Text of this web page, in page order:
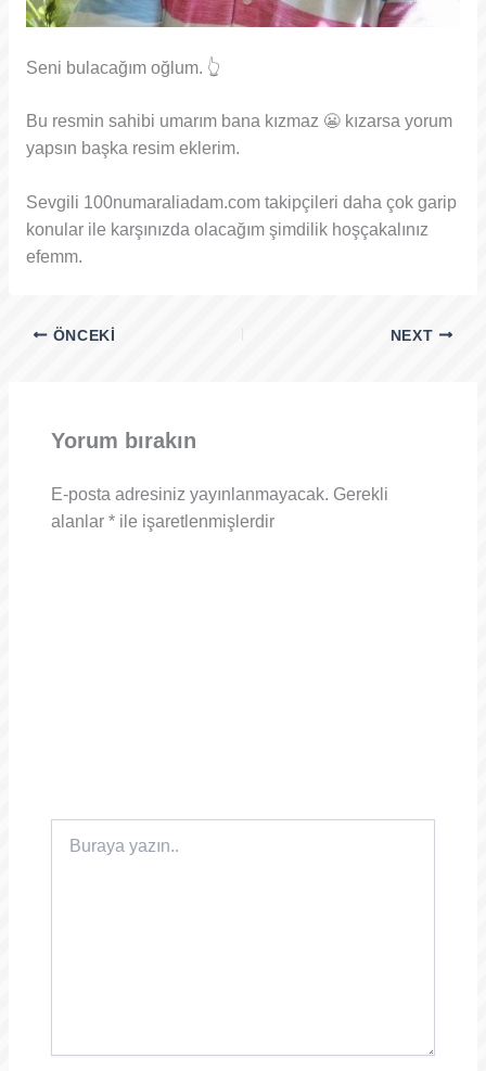
Seni bulacağım oğlum. 👆
Bu resmin sahibi umarım bana kızmaz 😬 kızarsa yorum
yapsın başka resim eklerim.
Sevgili 100numaraliadam.com takipçileri daha çok garip
konular ile karşınızda olacağım şimdilik hoşçakalınız
efemm.
ÖNCEKI NEXT
Yorum bırakın
E-posta adresiniz yayınlanmayacak. Gerekli
alanlar* ile işaretlenmişlerdir
yazın..